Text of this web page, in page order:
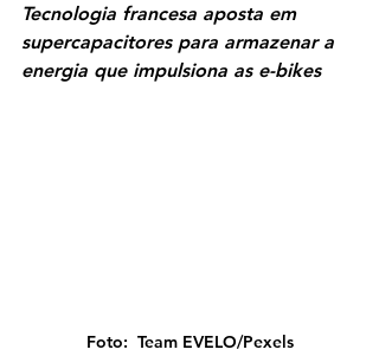
Tecnologia francesa aposta em
supercapacitores para armazenar a
energia que impulsiona as e-bikes
Foto:  Team EVELO/Pexels